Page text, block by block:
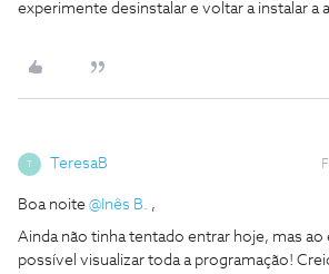
experimente desinstalar e voltar a instalar a
T TeresaB
Boa noite @Inês B. ,
Ainda não tinha tentado entrar hoje, mas ao
possível visualizar toda a programação!